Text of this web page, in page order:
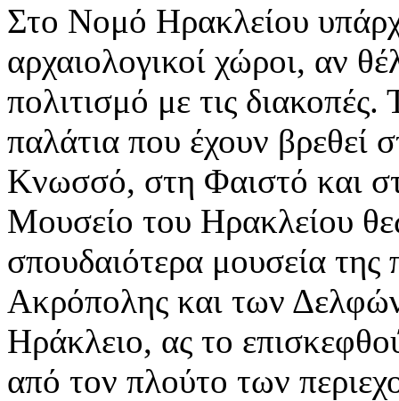
Στο Νομό Ηρακλείου
αρχαιολογικοί χώροι, αν
πολιτισμό με τις
παλάτια που έχουν βρεθεί
Κνωσσό, στη Φαιστό και
Μουσείο του Ηρακλείου
σπουδαιότερα μουσεία της
Ακρόπολης και των
Ηράκλειο, ας το
από τον πλούτο των